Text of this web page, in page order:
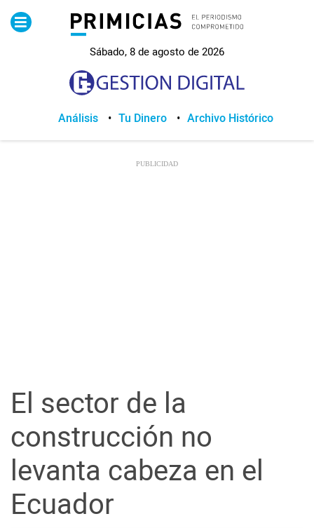
Sábado, 8 de agosto de 2026
Lo Último
Política
Sociedad
Trending
Ciencia y Tecnología
Análisis Tu Dinero Archivo Histórico
El sector de la
construcción no
levanta cabeza en el
Ecuador